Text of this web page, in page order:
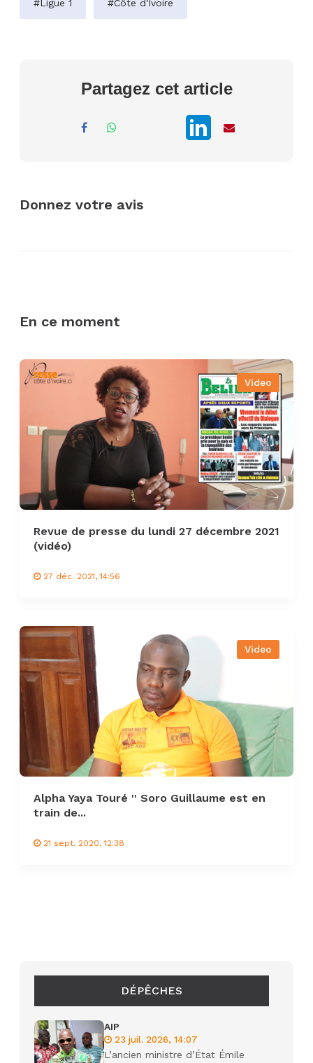
#Ligue 1 #Côte d'Ivoire
Partagez cet article
Donnez votre avis
En ce moment
Video
Revue de presse du lundi 27 décembre 2021
(vidéo)
27 déc. 2021, 14:56
Video
Alpha Yaya Touré '' Soro Guillaume est en
train de...
21 sept. 2020, 12:38
DÉPÊCHES
AIP
23 juil. 2026, 14:07
L’ancien ministre d’État Émile